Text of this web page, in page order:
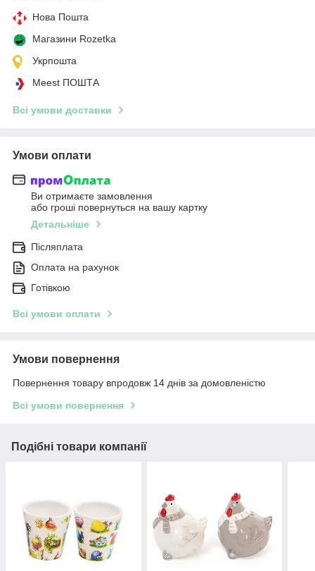
Нова Пошта
Магазини Rozetka
Укрпошта
Meest ПОШТА
Всі умови доставки
Умови оплати
Ви отримаєте замовлення
або гроші повернуться на вашу картку
Детальніше
Післяплата
Оплата на рахунок
Готівкою
Всі умови оплати
Умови повернення
Повернення товару впродовж 14 днів за домовленістю
Всі умови повернення
Подібні товари компанії